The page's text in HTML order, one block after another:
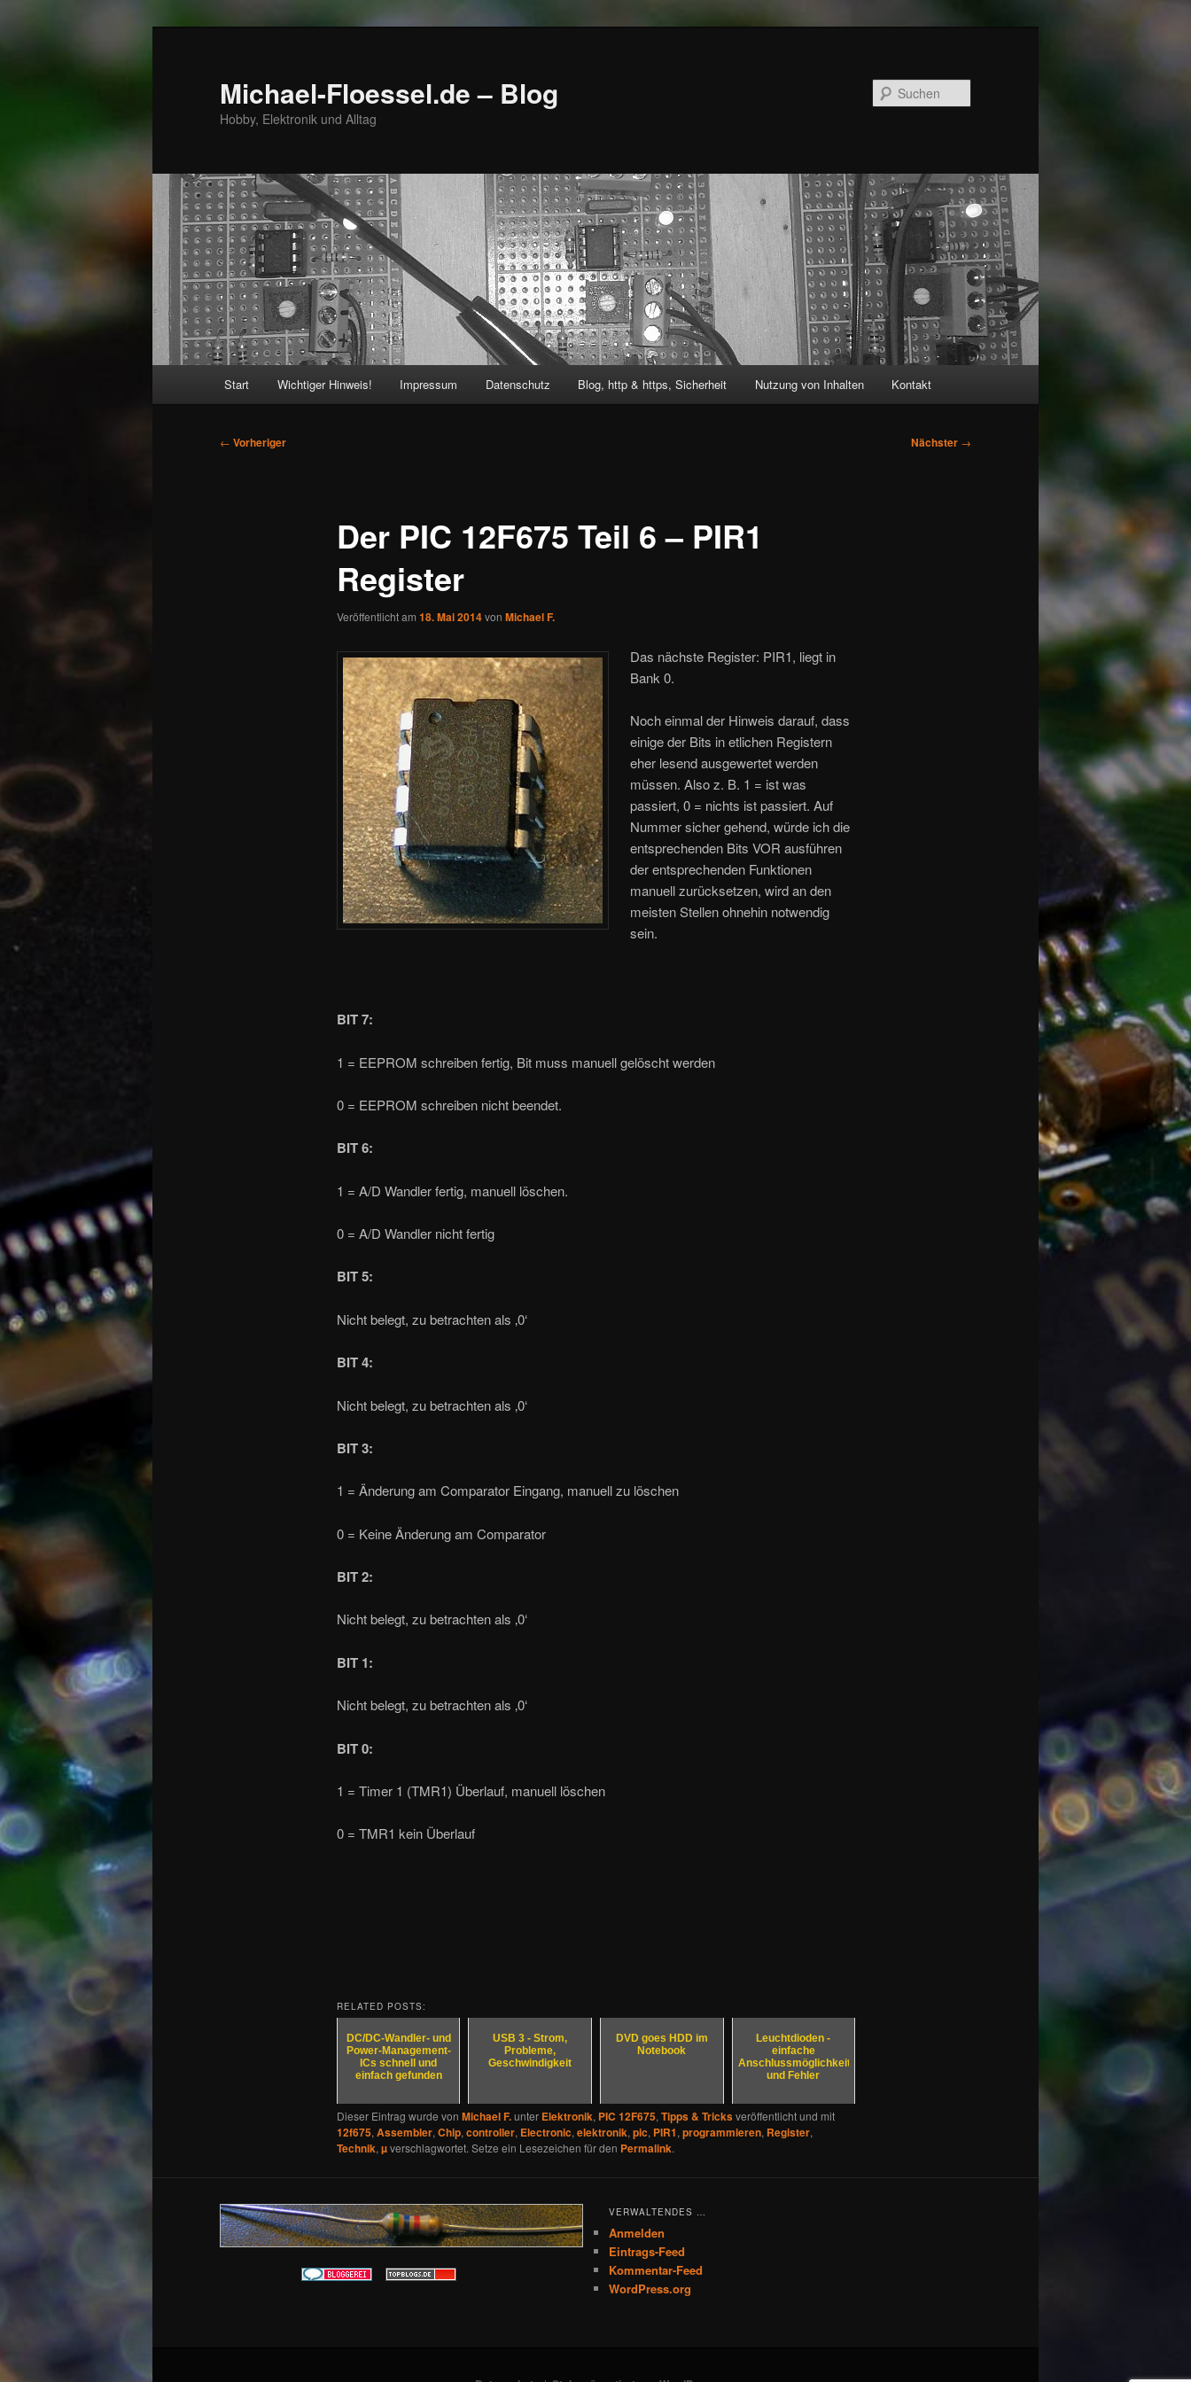
Michael-Floessel.de – Blog
Hobby, Elektronik und Alltag
Start Wichtiger Hinweis! Impressum Datenschutz Blog, http & https, Sicherheit Nutzung von Inhalten Kontakt
Beitragsnavigation
← Vorheriger Nächster →
Der PIC 12F675 Teil 6 – PIR1
Register
Veröffentlicht am 18. Mai 2014von Michael F.
Das nächste Register: PIR1, liegt in
Bank 0.
Noch einmal der Hinweis darauf, dass
einige der Bits in etlichen Registern
eher lesend ausgewertet werden
müssen. Also z. B. 1 = ist was
passiert, 0 = nichts ist passiert. Auf
Nummer sicher gehend, würde ich die
entsprechenden Bits VOR ausführen
der entsprechenden Funktionen
manuell zurücksetzen, wird an den
meisten Stellen ohnehin notwendig
sein.
BIT 7:
1 = EEPROM schreiben fertig, Bit muss manuell gelöscht werden
0 = EEPROM schreiben nicht beendet.
BIT 6:
1 = A/D Wandler fertig, manuell löschen.
0 = A/D Wandler nicht fertig
BIT 5:
Nicht belegt, zu betrachten als ‚0‘
BIT 4:
Nicht belegt, zu betrachten als ‚0‘
BIT 3:
1 = Änderung am Comparator Eingang, manuell zu löschen
0 = Keine Änderung am Comparator
BIT 2:
Nicht belegt, zu betrachten als ‚0‘
BIT 1:
Nicht belegt, zu betrachten als ‚0‘
BIT 0:
1 = Timer 1 (TMR1) Überlauf, manuell löschen
0 = TMR1 kein Überlauf
RELATED POSTS:
DC/DC-Wandler- und
Power-Management-
ICs schnell und
einfach gefunden
USB 3 - Strom,
Probleme,
Geschwindigkeit
DVD goes HDD im
Notebook
Leuchtdioden -
einfache
Anschlussmöglichkeiten
und Fehler
Dieser Eintrag wurde von Michael F.unter Elektronik, PIC 12F675, Tipps & Tricksveröffentlicht und mit
12f675, Assembler, Chip, controller, Electronic, elektronik, pic, PIR1, programmieren, Register,
Technik, µverschlagwortet. Setze ein Lesezeichen für den Permalink.
VERWALTENDES …
Anmelden
Eintrags-Feed
Kommentar-Feed
WordPress.org